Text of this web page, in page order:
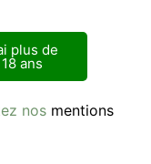
plus de
18 ans
nos mentions